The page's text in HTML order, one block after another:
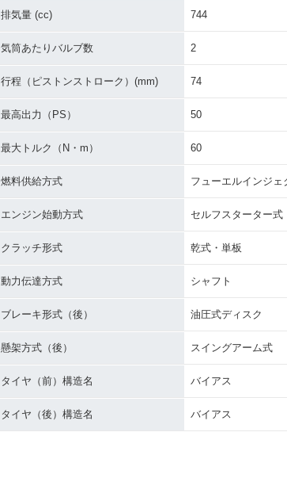
排気量 (cc) 744
気筒あたりバルブ数 2
行程（ピストンストローク）(mm) 74
最高出力（PS） 50
最大トルク（N・m） 60
燃料供給方式 フューエルインジェ
エンジン始動方式 セルフスターター式
クラッチ形式 乾式・単板
動力伝達方式 シャフト
ブレーキ形式（後） 油圧式ディスク
懸架方式（後） スイングアーム式
タイヤ（前）構造名 バイアス
タイヤ（後）構造名 バイアス